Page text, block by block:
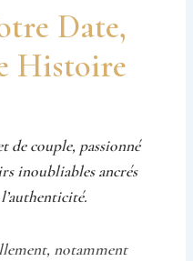
Date,
Histoire
de couple, passionné
inoubliables ancrés
l’authenticité.
notamment